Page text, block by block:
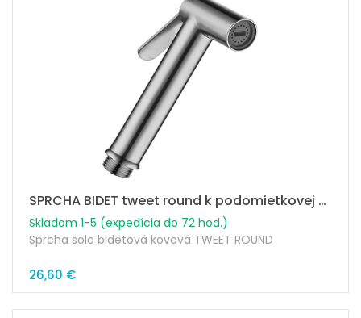
SPRCHA BIDET tweet round k podomietkovej batérii okrúhla
Skladom 1-5 (expedícia do 72 hod.)
Sprcha solo bidetová kovová TWEET ROUND
26,60 €